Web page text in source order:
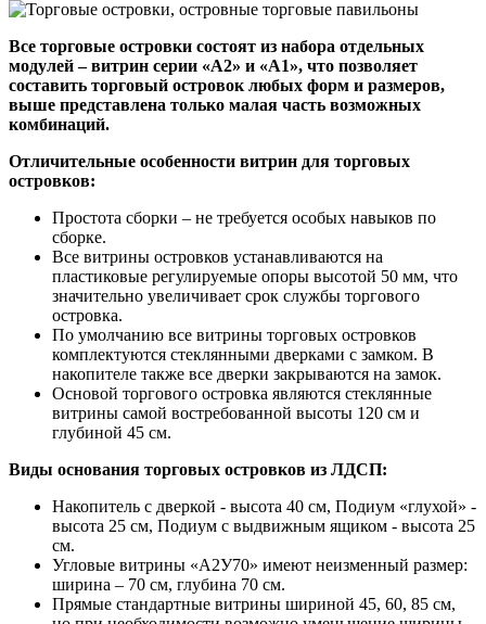
Все торговые островки состоят из набора отдельных
модулей – витрин серии «А2» и «А1», что позволяет
составить торговый островок любых форм и размеров,
выше представлена только малая часть возможных
комбинаций.
Отличительные особенности витрин для торговых
островков:
Простота сборки – не требуется особых навыков по
сборке.
Все витрины островков устанавливаются на
пластиковые регулируемые опоры высотой 50 мм, что
значительно увеличивает срок службы торгового
островка.
По умолчанию все витрины торговых островков
комплектуются стеклянными дверками с замком. В
накопителе также все дверки закрываются на замок.
Основой торгового островка являются стеклянные
витрины самой востребованной высоты 120 см и
глубиной 45 см.
Виды основания торговых островков из ЛДСП:
Накопитель с дверкой - высота 40 см, Подиум «глухой» -
высота 25 см, Подиум с выдвижным ящиком - высота 25
см.
Угловые витрины «А2У70» имеют неизменный размер:
ширина – 70 см, глубина 70 см.
Прямые стандартные витрины шириной 45, 60, 85 см,